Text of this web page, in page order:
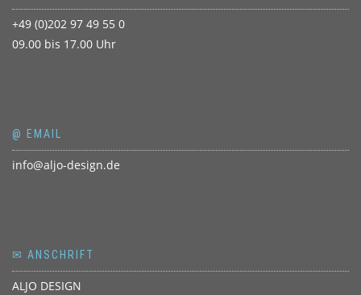
+49 (0)202 97 49 55 0
09.00 bis 17.00 Uhr
@ EMAIL
info@aljo-design.de
✉ ANSCHRIFT
ALJO DESIGN